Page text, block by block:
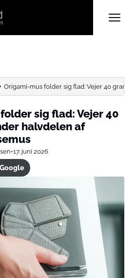
Origami-mus folder sig flad: Vejer 40 gram
sig flad: Vejer 40
halvdelen af
•17. juni 2026